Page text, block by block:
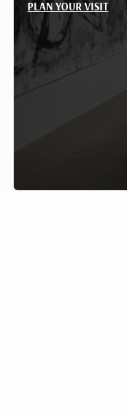
PLAN YOUR VISIT